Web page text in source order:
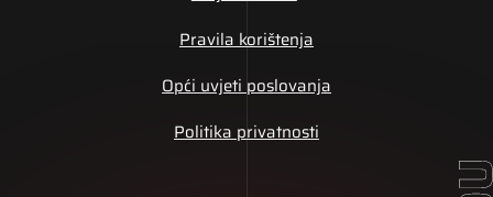
Pravila korištenja
Opći uvjeti poslovanja
Politika privatnosti